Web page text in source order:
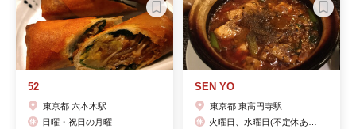
52
東京都 六本木駅
日曜・祝日の月曜
SEN YO
東京都 東高円寺駅